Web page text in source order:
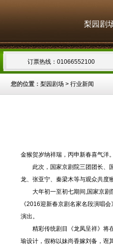
梨园剧
订票热线：01066552100
您的位置： 梨园剧场 > 行业新闻
金猴贺岁纳祥瑞，丙申新春喜气洋
此次，国家京剧院三团团长、国
龙、张亚宁、秦梁木等与观众共度
大年初一至初七期间,国家京剧院
《2016迎新春京剧名家名段演唱
演出。
精彩传统剧目《龙凤呈祥》将在
瑜设计，假称以妹尚香嫁刘备，诳